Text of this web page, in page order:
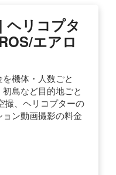
ヘリコプタ
エアロ
機体・人数ごと
島など目的地ごと
撮、ヘリコプターの
ン動画撮影の料金